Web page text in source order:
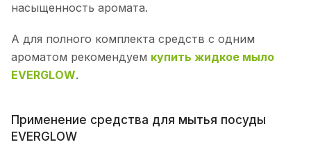
насыщенность аромата.
А для полного комплекта средств с одним
ароматом рекомендуем купить жидкое мыло
EVERGLOW.
Применение средства для мытья посуды
EVERGLOW